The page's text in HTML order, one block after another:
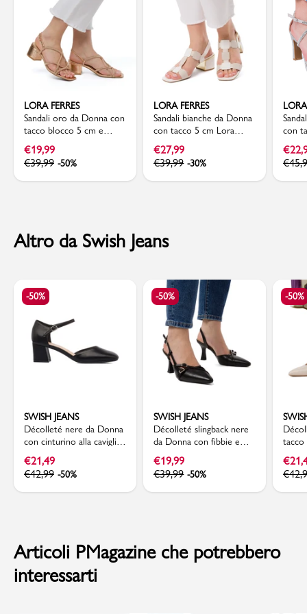
LORA FERRES
Sandali oro da Donna con
tacco blocco 5 cm e
gioiello strass Lora Ferres
€19,99
€39,99 -50%
LORA FERRES
Sandali bianche da Donna
con tacco 5 cm Lora
Ferres
€27,99
€39,99 -30%
con
€
€
Altro da Swish Jeans
-50%
SWISH JEANS
Décolleté nere da Donna
con cinturino alla caviglia
e tacco 5,5 cm Swish
Jeans
€21,49
€42,99 -50%
-50%
SWISH JEANS
Décolleté slingback nere
da Donna con fibbie e
tacco a rocchetto 7,5 cm
Swish Jeans
€19,99
€39,99 -50%
-50%
tacco
Swish
€
€
Articoli PMagazine che potrebbero
interessarti